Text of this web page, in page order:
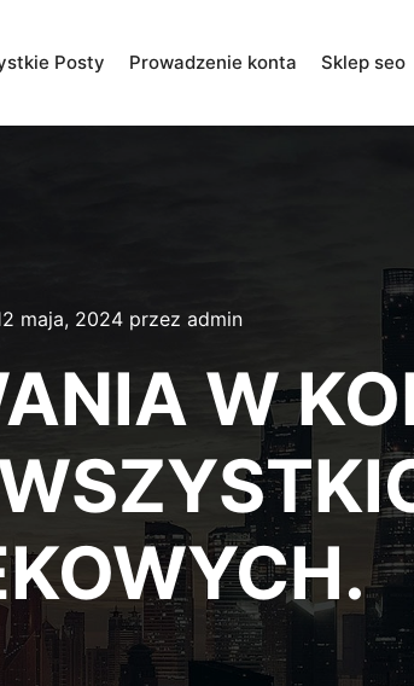
Posty Prowadzenie konta Sklep seo
maja, 2024 przez admin
W